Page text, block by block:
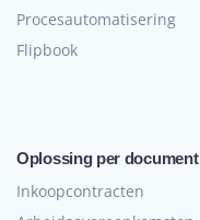
Procesautomatisering
Flipbook
Oplossing per document
Inkoopcontracten